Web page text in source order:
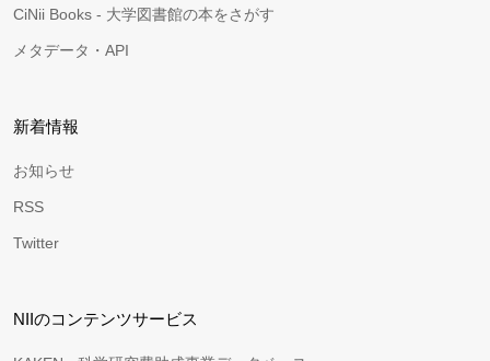
CiNii Books - 大学図書館の本をさがす
メタデータ・API
新着情報
お知らせ
RSS
Twitter
NIIのコンテンツサービス